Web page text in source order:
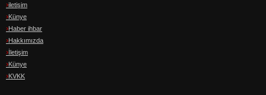
iletişim
Künye
Haber ihbar
Hakkımızda
İletişim
Künye
KVKK